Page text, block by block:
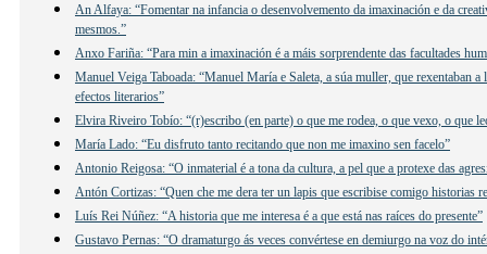
An Alfaya: “Fomentar na infancia o desenvolvemento da imaxinación e da
mesmos.”
Anxo Fariña: “Para min a imaxinación é a máis sorprendente das facultades
Manuel Veiga Taboada: “Manuel María e Saleta, a súa muller, que rexentaban
efectos literarios”
Elvira Riveiro Tobío: “(r)escribo (en parte) o que me rodea, o que vexo, o que
María Lado: “Eu disfruto tanto recitando que non me imaxino sen facelo”
Antonio Reigosa: “O inmaterial é a tona da cultura, a pel que a protexe das
Antón Cortizas: “Quen che me dera ter un lapis que escribise comigo historias
Luís Rei Núñez: “A historia que me interesa é a que está nas raíces do presente”
Gustavo Pernas: “O dramaturgo ás veces convértese en demiurgo na voz do